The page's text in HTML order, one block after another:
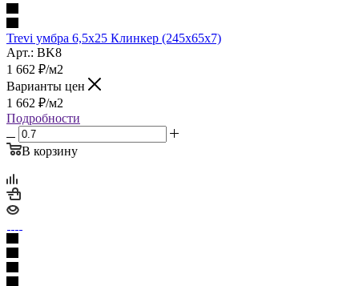
Trevi умбра 6,5х25 Клинкер (245x65x7)
Арт.: BK8
1 662 ₽/м2
Варианты цен
1 662 ₽/м2
Подробности
В корзину